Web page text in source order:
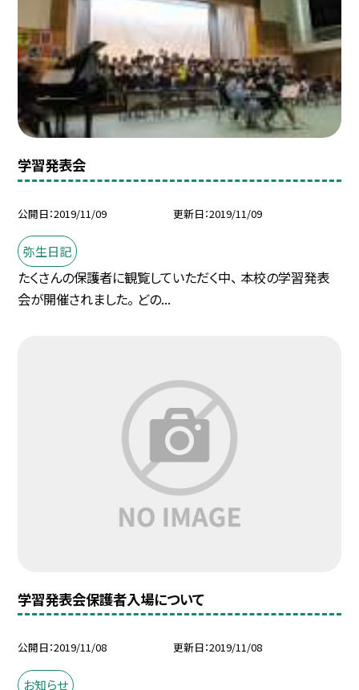
学習発表会
公開日 2019/11/09 更新日 2019/11/09
弥生日記
たくさんの保護者に観覧していただく中、 本校の学習発表
会が開催されました。 どの...
学習発表会保護者入場について
公開日 2019/11/08 更新日 2019/11/08
お知らせ